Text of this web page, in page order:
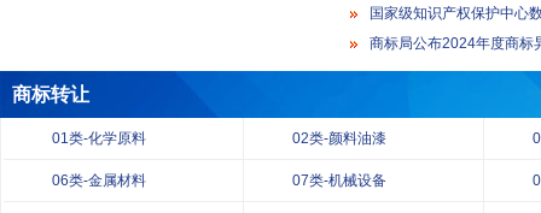
国家级知识产权保护中心
商标局公布2024年度商标
商标转让
01类-化学原料 02类-颜料油漆
06类-金属材料 07类-机械设备